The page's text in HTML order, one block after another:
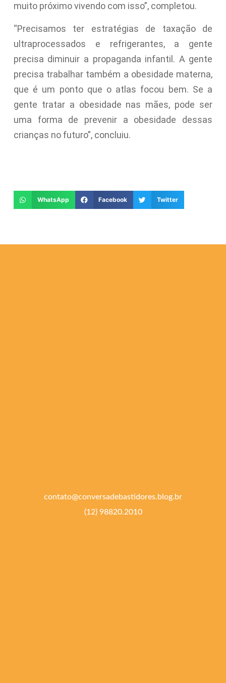
muito próximo vivendo com isso”, completou.
“Precisamos ter estratégias de taxação de
ultraprocessados e refrigerantes, a gente
precisa diminuir a propaganda infantil. A gente
precisa trabalhar também a obesidade materna,
que é um ponto que o atlas focou bem. Se a
gente tratar a obesidade nas mães, pode ser
uma forma de prevenir a obesidade dessas
crianças no futuro”, concluiu.
WhatsApp Facebook Twitter
contato@conversadebastidores.blog.br
(12) 98820.2010